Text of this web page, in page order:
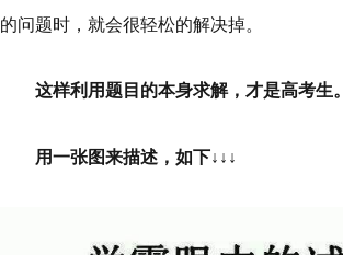
的问题时，就会很轻松的解决掉。
这样利用题目的本身求解，才是高考生。
用一张图来描述，如下↓↓↓